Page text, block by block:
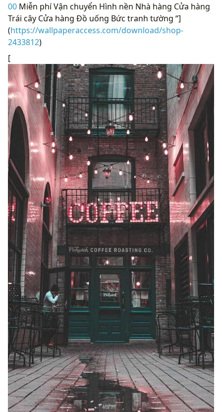
00 Miễn phí Vận chuyển Hình nền Nhà hàng Cửa hàng
Trái cây Cửa hàng Đồ uống Bức tranh tường “]
(https://wallpaperaccess.com/download/shop-
2433812)
[